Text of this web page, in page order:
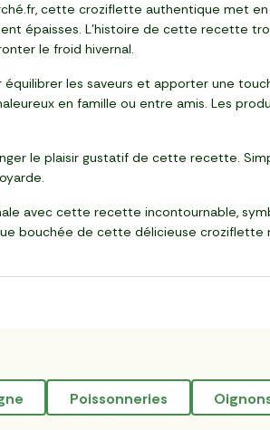
cette croziflette authentique met
épaisses. L'histoire de cette recette
le froid hivernal.
les saveurs et apporter une
en famille ou entre amis. Les
le plaisir gustatif de cette recette.
avec cette recette incontournable,
bouchée de cette délicieuse croziflette
poissonneries